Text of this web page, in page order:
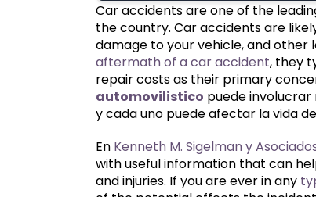
Car accidents are one of the
the country. Car accidents are
damage to your vehicle, and other
aftermath of a car accident, they
repair costs as their primary
automovilistico puede
y cada uno puede afectar la vida
En Kenneth M. Sigelman y
with useful information that can
and injuries. If you are ever in any